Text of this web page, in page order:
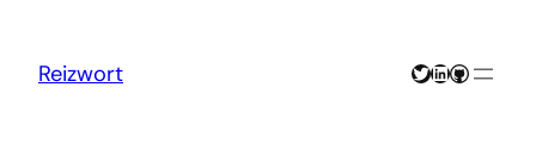
springen
Reizwort Twitter
LinkedIn
GitHub